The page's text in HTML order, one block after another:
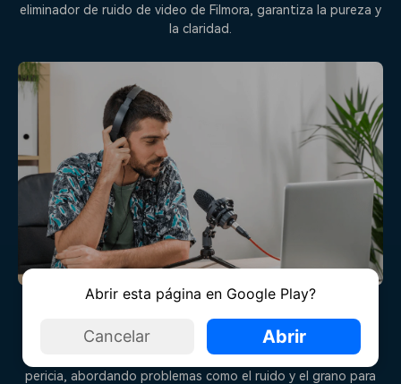
eliminador de ruido de video de Filmora, garantiza la pureza y
la claridad.
Editores de video con experiencia
Tres niveles diferentes de control y tecnología avanzada
aplicada, te permiten manejar las tomas con precisión y
pericia, abordando problemas como el ruido y el grano para
Abrir esta página en Google Play?
Cancelar Abrir